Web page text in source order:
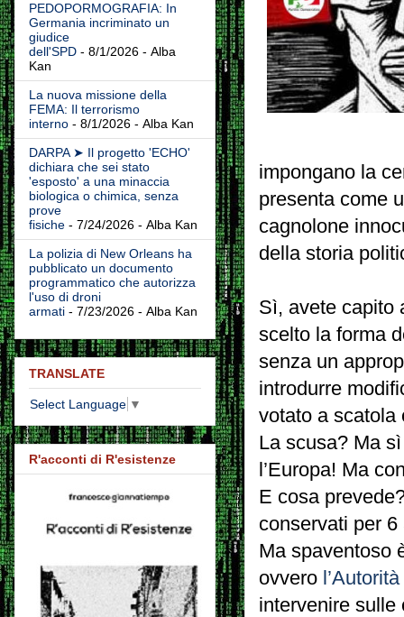
impongano la
presenta come
cagnolone
della storia
Sì, avete capito
scelto la forma
senza un
introdurre
votato a scatola
La scusa? Ma
l’Europa! Ma
E cosa
conservati per
Ma spaventoso
ovvero
intervenire sulle
PEDOPORMOGRAFIA: In
Germania incriminato un
giudice
dell'SPD - 8/1/2026 - Alba
Kan
La nuova missione della
FEMA: Il terrorismo
interno - 8/1/2026 - Alba Kan
DARPA ➤ Il progetto 'ECHO'
dichiara che sei stato
'esposto' a una minaccia
biologica o chimica, senza
prove
fisiche - 7/24/2026 - Alba Kan
La polizia di New Orleans ha
pubblicato un documento
programmatico che autorizza
l'uso di droni
armati - 7/23/2026 - Alba Kan
TRANSLATE
Select Language ▼
R'acconti di R'esistenze